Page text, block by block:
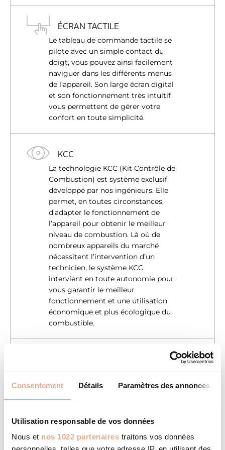
Consentement Détails Paramètres des annonces
Utilisation responsable de vos données
Nous et nos 1022 partenaires traitons vos données
ÉCRAN TACTILE
Le tableau de commande tactile se
pilote avec un simple contact du
doigt, vous pouvez ainsi facilement
naviguer dans les différents menus
de l’appareil. Son large écran digital
et son fonctionnement très intuitif
vous permettent de gérer votre
confort en toute simplicité.
KCC
La technologie KCC (Kit Contrôle de
Combustion) est système exclusif
développé par nos ingénieurs. Elle
permet, en toutes circonstances,
d’adapter le fonctionnement de
l’appareil pour obtenir le meilleur
niveau de combustion. Là où de
nombreux appareils du marché
nécessitent l’intervention d’un
technicien, le système KCC
intervient en toute autonomie pour
vous garantir le meilleur
fonctionnement et une utilisation
économique et plus écologique du
combustible.
La technologie SMART
VENTILATION lorsqu’elle est activée,
l’assistance des ventilateurs de
ventilateurs étant réservée au